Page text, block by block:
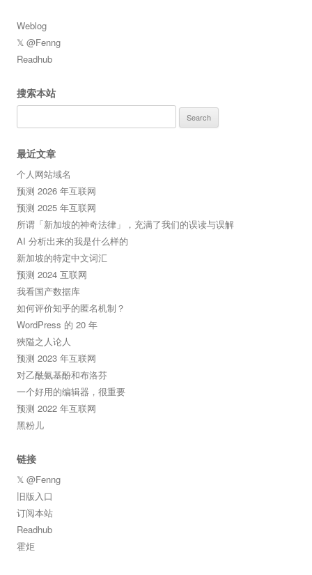
Weblog
𝕏 @Fenng
Readhub
搜索本站
for:
最近文章
个人网站域名
预测 2026 年互联网
预测 2025 年互联网
所谓「新加坡的神奇法律」，充满了我们的误读与误解
AI 分析出来的我是什么样的
新加坡的特定中文词汇
预测 2024 互联网
我看国产数据库
如何评价知乎的匿名机制？
WordPress 的 20 年
狹隘之人论人
预测 2023 年互联网
对乙酰氨基酚和布洛芬
一个好用的编辑器，很重要
预测 2022 年互联网
黑粉儿
链接
𝕏 @Fenng
旧版入口
订阅本站
Readhub
霍炬